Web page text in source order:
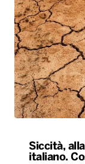
Siccità,
italiano.